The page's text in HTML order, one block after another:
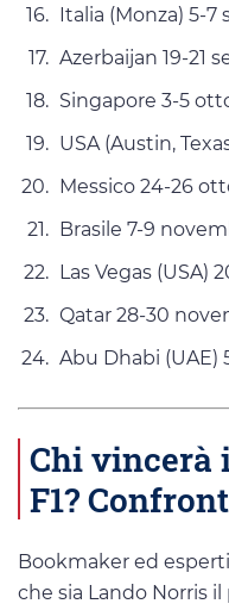
Italia (Monza) 5-
Azerbaijan 19-21
Singapore 3-5
USA (Austin,
Messico 24-26
Brasile 7-9
Las Vegas (USA)
Qatar 28-30
Abu Dhabi (UAE)
Chi vincerà
F1?
Bookmaker ed
che sia Lando Norris